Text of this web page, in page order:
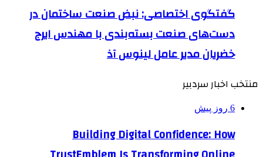
گفتگوی اختصاصی: نبض صنعت ساختمان در
دست‌های صنعت بسته‌بندی با مهندس ایرج
خضریان مدیر عامل لینوس آذ
منتخب اخبار سردبیر
6 روز پیش
Building Digital Confidence: How